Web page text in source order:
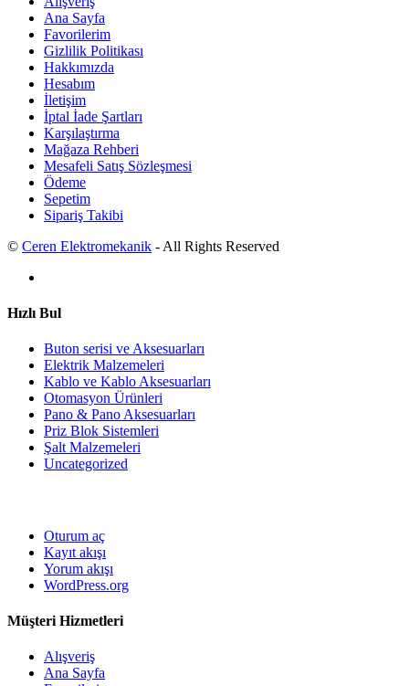
Ana Sayfa
Favorilerim
Gizlilik Politikası
Hakkımızda
Hesabım
İletişim
İptal İade Şartları
Karşılaştırma
Mağaza Rehberi
Mesafeli Satış Sözleşmesi
Ödeme
Sepetim
Sipariş Takibi
© Ceren Elektromekanik - All Rights Reserved
Hızlı Bul
Buton serisi ve Aksesuarları
Elektrik Malzemeleri
Kablo ve Kablo Aksesuarları
Otomasyon Ürünleri
Pano & Pano Aksesuarları
Priz Blok Sistemleri
Şalt Malzemeleri
Uncategorized
Oturum aç
Kayıt akışı
Yorum akışı
WordPress.org
Müşteri Hizmetleri
Alışveriş
Ana Sayfa